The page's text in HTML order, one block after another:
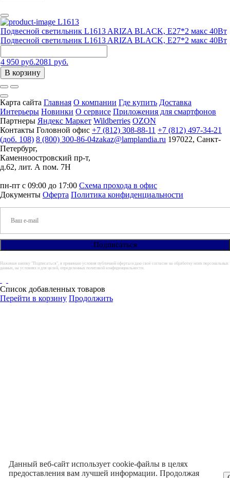
L1613
Подвесной светильник L1613 ARIZA BLACK, Е27*2 макс 40Вт
Подвесной светильник L1613 ARIZA BLACK, Е27*2 макс 40Вт
4 950 руб.2081 руб.
В корзину
Карта сайта Главная О компании Где купить Доставка
Интерьеры Новинки О сервисе Приложения для смартфонов
Партнеры Яндекс Маркет Wildberries OZON
Контакты Головной офис +7 (812) 308-88-11 +7 (812) 497-34-21
(доб. 108) 8 (800) 300-86-04zakaz@lamplandia.ru 197022, Санкт-
Петербург,
Каменноостровский пр-т,
д.62, лит. А пом. 7Н
пн-пт с 09:00 до 17:00 Схема прохода в офис
Документы Оферта Политика конфиденциальности
Нажимая кнопку "Подписаться", я принимаю условия публичной оферты и даю своё согласие на обработку моих персональных
данных, на условиях и для целей, определенных политикой конфиденциальности.
Список добавленных товаров
Перейти в корзину Продолжить
Данный веб-сайт использует cookie-файлы в целях
предоставления вам лучшей информации. Продолжая